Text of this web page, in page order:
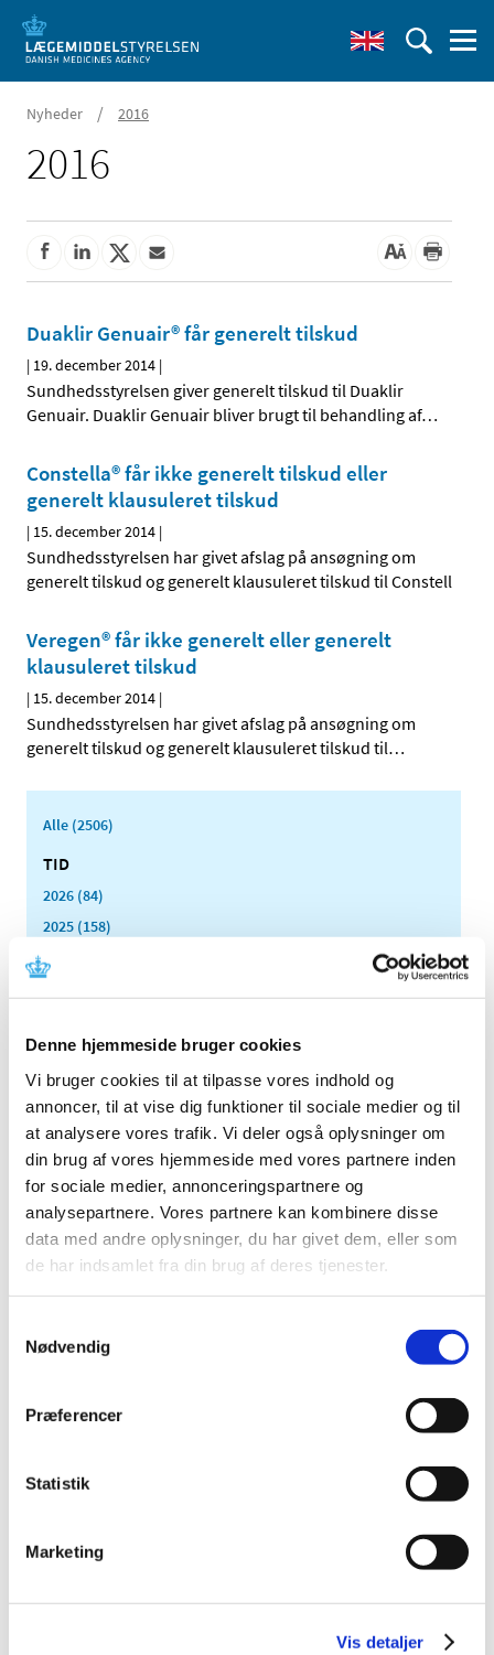
Denne hjemmeside bruger cookies
Vi bruger cookies til at tilpasse vores indhold og
annoncer, til at vise dig funktioner til sociale medier og til
at analysere vores trafik. Vi deler også oplysninger om
din brug af vores hjemmeside med vores partnere inden
for sociale medier, annonceringspartnere og
analysepartnere. Vores partnere kan kombinere disse
data med andre oplysninger, du har givet dem, eller som
de har indsamlet fra din brug af deres tjenester.
Nødvendig
Præferencer
Statistik
Marketing
Vis detaljer
Nyheder / 2016
2016
Duaklir Genuair® får generelt tilskud
| 19. december 2014 |
Sundhedsstyrelsen giver generelt tilskud til Duaklir
Genuair. Duaklir Genuair bliver brugt til behandling af…
Constella® får ikke generelt tilskud eller
generelt klausuleret tilskud
| 15. december 2014 |
Sundhedsstyrelsen har givet afslag på ansøgning om
generelt tilskud og generelt klausuleret tilskud til Constell
Veregen® får ikke generelt eller generelt
klausuleret tilskud
| 15. december 2014 |
Sundhedsstyrelsen har givet afslag på ansøgning om
generelt tilskud og generelt klausuleret tilskud til…
Alle (2506)
TID
2026 (84)
2025 (158)
2024 (224)
2021 (516)
2020 (263)
2019 (159)
2018 (150)
2017 (167)
2016 (167)
2015 (33)
2014 (44)
december (3)
oktober (1)
august (4)
maj (2)
marts (3)
januar (3)